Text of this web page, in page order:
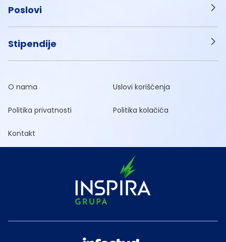
Poslovi
Stipendije
O nama Uslovi korišćenja
Politika privatnosti Politika kolačića
Kontakt